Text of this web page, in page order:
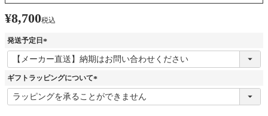
¥8,700税込
発送予定日
(
必
須
ギフトラッピングについて
(
必